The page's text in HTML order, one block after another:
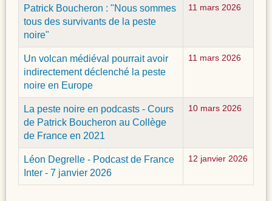
Patrick Boucheron : "Nous sommes
tous des survivants de la peste
noire"
11 mars 2026
Un volcan médiéval pourrait avoir
indirectement déclenché la peste
noire en Europe
11 mars 2026
La peste noire en podcasts - Cours
de Patrick Boucheron au Collège
de France en 2021
10 mars 2026
Léon Degrelle - Podcast de France
Inter - 7 janvier 2026
12 janvier 2026